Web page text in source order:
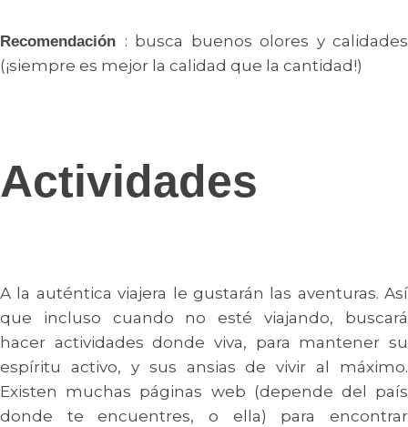
Recomendación : busca buenos olores y calidades
(¡siempre es mejor la calidad que la cantidad!)
Actividades
A la auténtica viajera le gustarán las aventuras. Así
que incluso cuando no esté viajando, buscará
hacer actividades donde viva, para mantener su
espíritu activo, y sus ansias de vivir al máximo.
Existen muchas páginas web (depende del país
donde te encuentres, o ella) para encontrar